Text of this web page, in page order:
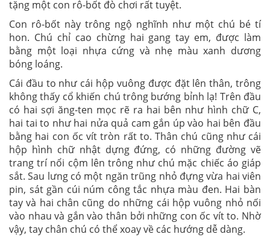
tặng một con rô-bốt đò chơi rất tuyệt.
Con rô-bốt này trông ngộ nghĩnh như một chú bé tí
hon. Chú chỉ cao chừng hai gang tay em, được làm
bằng một loại nhựa cứng và nhẹ màu xanh dương
bóng loáng.
Cái đầu to như cái hộp vuông được đặt lên thân, trông
không thấy cổ khiến chú trông bướng bỉnh lạ! Trên đầu
có hai sợi ăng-ten mọc rẽ ra hai bên như hình chữ C,
hai tai to như hai nửa quả cam gắn úp vào hai bên đầu
bằng hai con ốc vít tròn rất to. Thân chú cũng như cái
hộp hình chữ nhật dựng đứng, có những đường vẽ
trang trí nổi cộm lên trông như chú mặc chiếc áo giáp
sắt. Sau lưng có một ngăn trũng nhỏ đựng vừa hai viên
pin, sát gần cúi núm công tắc nhựa màu đen. Hai bàn
tay và hai chân cũng do những cái hộp vuông nhỏ nối
vào nhau và gắn vào thân bởi những con ốc vít to. Nhờ
vậy, tay chân chú có thể xoay về các hướng dễ dàng.